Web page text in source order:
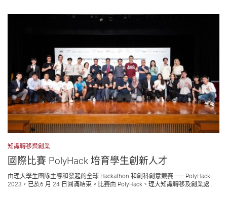
知識轉移與創業
國際比賽 PolyHack 培育學生創新人才
由理大學生團隊主導和發起的全球 Hackathon 和創科創意競賽 —— PolyHack
2023，已於6 月 24 日圓滿結束。比賽由 PolyHack、理大知識轉移及創業處...